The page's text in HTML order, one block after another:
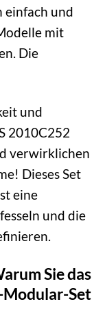
einfach und
mit
Die
und
2010C252
verwirklichen
Dieses Set
eine
und die
Sie das
Modular-Set